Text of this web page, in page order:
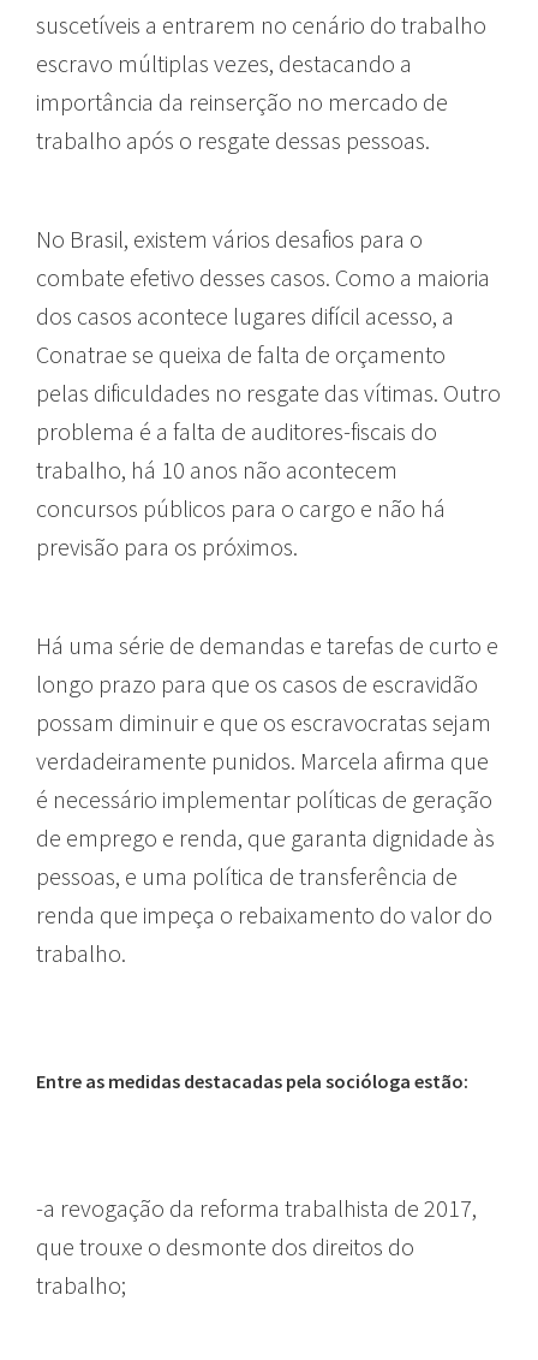
suscetíveis a entrarem no cenário do trabalho
escravo múltiplas vezes, destacando a
importância da reinserção no mercado de
trabalho após o resgate dessas pessoas.
No Brasil, existem vários desafios para o
combate efetivo desses casos. Como a maioria
dos casos acontece lugares difícil acesso, a
Conatrae se queixa de falta de orçamento
pelas dificuldades no resgate das vítimas. Outro
problema é a falta de auditores-fiscais do
trabalho, há 10 anos não acontecem
concursos públicos para o cargo e não há
previsão para os próximos.
Há uma série de demandas e tarefas de curto e
longo prazo para que os casos de escravidão
possam diminuir e que os escravocratas sejam
verdadeiramente punidos. Marcela afirma que
é necessário implementar políticas de geração
de emprego e renda, que garanta dignidade às
pessoas, e uma política de transferência de
renda que impeça o rebaixamento do valor do
trabalho.
Entre as medidas destacadas pela socióloga estão:
-a revogação da reforma trabalhista de 2017,
que trouxe o desmonte dos direitos do
trabalho;